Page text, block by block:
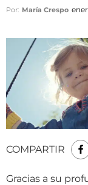
Por: María Crespo
COMPARTIR
Gracias a su